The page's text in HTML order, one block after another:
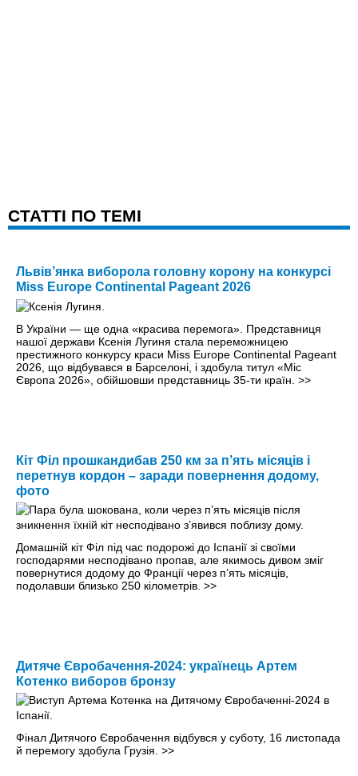
CТАТТІ ПО ТЕМІ
Львів’янка виборола головну корону на конкурсі
Miss Europe Continental Pageant 2026
В України — ще одна «красива перемога». Представниця
нашої держави Ксенія Лугиня стала переможницею
престижного конкурсу краси Miss Europe Continental Pageant
2026, що відбувався в Барселоні, і здобула титул «Міс
Європа 2026», обійшовши представниць 35-ти країн. >>
Кіт Філ прошкандибав 250 км за п’ять місяців і
перетнув кордон – заради повернення додому,
фото
Домашній кіт Філ під час подорожі до Іспанії зі своїми
господарями несподівано пропав, але якимось дивом зміг
повернутися додому до Франції через п’ять місяців,
подолавши близько 250 кілометрів. >>
Дитяче Євробачення-2024: українець Артем
Котенко виборов бронзу
Фінал Дитячого Євробачення відбувся у суботу, 16 листопада
й перемогу здобула Грузія. >>